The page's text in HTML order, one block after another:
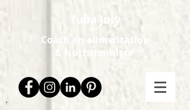
Tuba Joly
Coach en alimentation
& Nutritionniste